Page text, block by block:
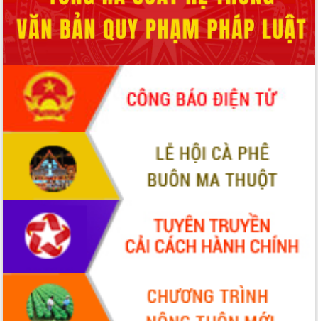
Lắk
Khơi thông điểm nghẽn, đẩy nhanh
giải ngân vốn khắc phục thiên tai
HĐND tỉnh thông qua điều chỉnh Quy
hoạch tỉnh thời kỳ 2021-2030
Hội thảo góp ý hồ sơ điều chỉnh quy
hoạch tỉnh Đắk Lắk thời kỳ 2021-2030,
tầm nhìn đến năm 2050
Nâng cao hiệu quả hoạt động của các
doanh nghiệp nhà nước
Hội nghị triển khai kết nối mạng
truyền số liệu chuyên dùng phục vụ cơ
quan Đảng, Nhà nước
Lễ phát động chuỗi hoạt động chung
tay làm sạch môi trường
Xã Ea Kar bước chuyển mình trong
công tác cải cách hành chính mô hình
UBND tỉnh họp báo định kỳ tháng 4
năm 2026